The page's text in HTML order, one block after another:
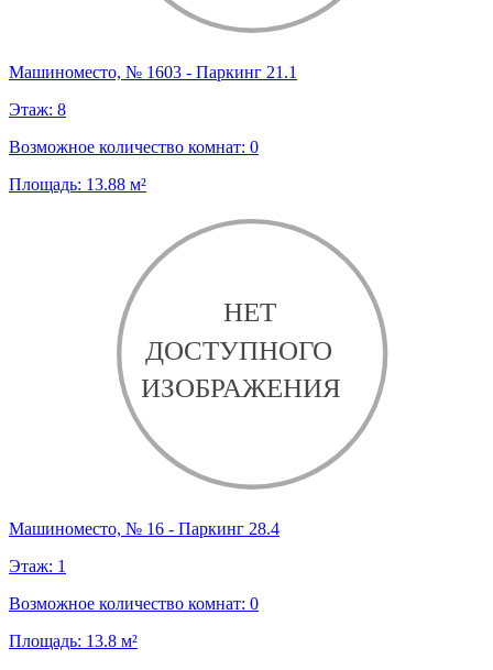
Машиноместо, № 1603 - Паркинг 21.1
Этаж: 8
Возможное количество комнат: 0
Площадь: 13.88 м²
Машиноместо, № 16 - Паркинг 28.4
Этаж: 1
Возможное количество комнат: 0
Площадь: 13.8 м²